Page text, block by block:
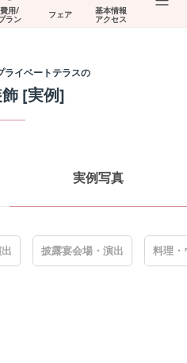
費用/
ラン フェア 基本情報
アクセス
ライベートテラスの
[実例]
実例写真
披露宴会場・演出 料理・